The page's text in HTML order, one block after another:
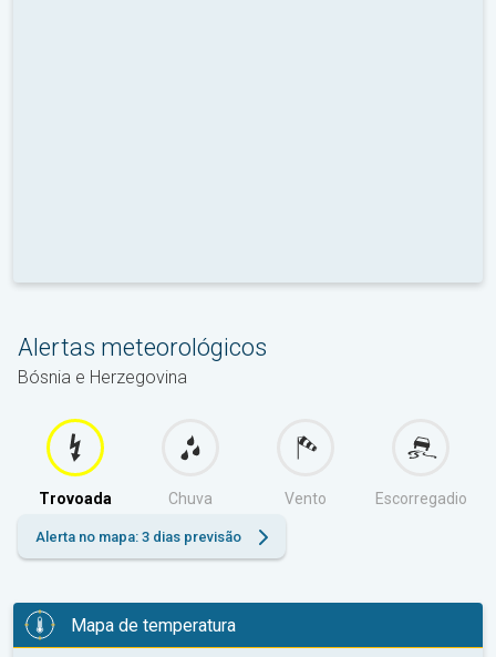
Alertas meteorológicos
Bósnia e Herzegovina
Trovoada Chuva Vento Escorregadio
Alerta no mapa: 3 dias previsão
Mapa de temperatura